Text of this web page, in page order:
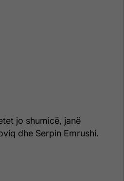
jo shumicë, janë
dhe Serpin Emrushi.